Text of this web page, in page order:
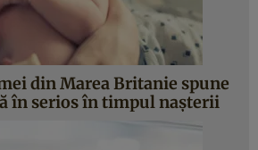
din Marea Britanie spune
în serios în timpul nașterii